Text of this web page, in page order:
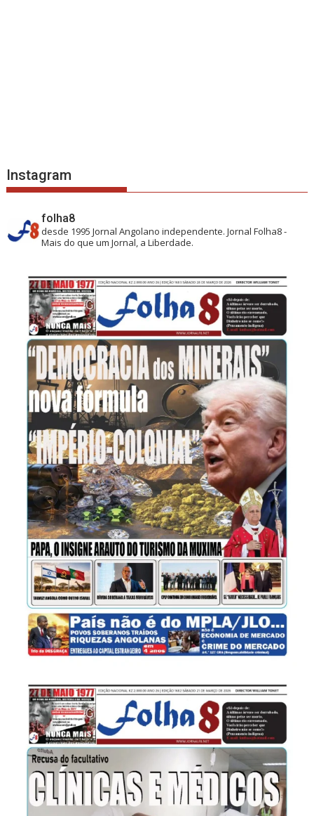
Instagram
folha8
desde 1995 Jornal Angolano independente.Jornal Folha8 -
Mais do que um Jornal, a Liberdade.